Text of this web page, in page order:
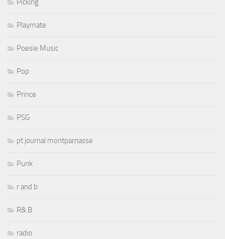
Picking
Playmate
Poesie Music
Pop
Prince
PSG
pt journal montparnasse
Punk
r and b
R& B
radio